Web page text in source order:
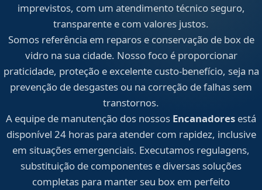
imprevistos, com um atendimento técnico seguro,
transparente e com valores justos.
Somos referência em reparos e conservação de box de
vidro na sua cidade. Nosso foco é proporcionar
praticidade, proteção e excelente custo-benefício, seja na
prevenção de desgastes ou na correção de falhas sem
transtornos.
A equipe de manutenção dos nossos Encanadores está
disponível 24 horas para atender com rapidez, inclusive
em situações emergenciais. Executamos regulagens,
substituição de componentes e diversas soluções
completas para manter seu box em perfeito